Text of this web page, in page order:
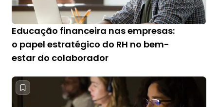
Educação financeira nas empresas:
o papel estratégico do RH no bem-
estar do colaborador